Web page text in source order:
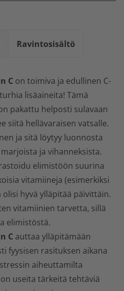
Ravintosisältö
C on toimiva ja edullinen C-
lisäaineita! Tämä
pakattu helposti sulavaan
siitä hellävaraisen vatsalle.
ja sitä löytyy luonnosta
ja vihanneksista.
elimistöön suurina
vitamiineja (esimerkiksi
hyvä ylläpitää päivittäin.
vitamiinien tarvetta, sillä
elimistöstä.
C auttaa ylläpitämään
fyysisen rasituksen aikana
aiheuttamilta
useita tärkeitä tehtäviä